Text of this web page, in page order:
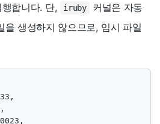
합니다. 단,
iruby
커널은 자동
을 생성하지 않으므로, 임시 파일